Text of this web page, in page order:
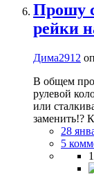
Прошу
рейки
Дима2912
В общем
рулевой
или
заменить!?
28
5
1